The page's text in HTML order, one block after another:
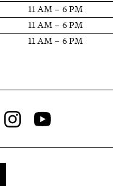
11 AM – 6 PM
11 AM – 6 PM
11 AM – 6 PM
Facebooktwitter